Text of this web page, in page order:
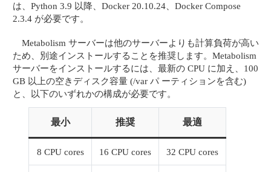
は、Python 3.9 以降、Docker 20.10.24、Docker Compose
2.3.4 が必要です。
Metabolism サーバーは他のサーバーよりも計算負荷が高い
ため、別途インストールすることを推奨します。Metabolism
サーバーをインストールするには、最新の CPU に加え、100
GB 以上の空きディスク容量 (/var パ ーティションを含む)
と、以下のいずれかの構成が必要です。
最小 推奨 最適
8 CPU cores 16 CPU cores 32 CPU cores